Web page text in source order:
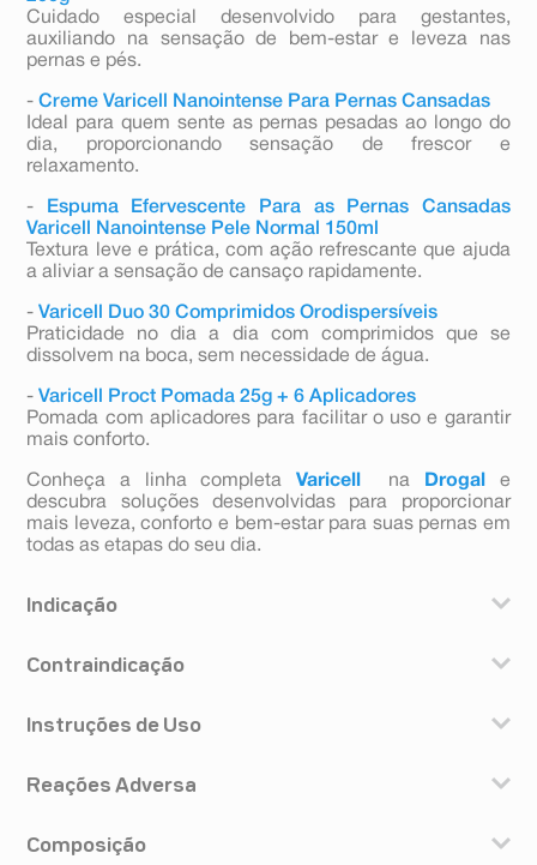
Cuidado especial desenvolvido para gestantes,
auxiliando na sensação de bem-estar e leveza nas
pernas e pés.
-Creme Varicell Nanointense Para Pernas Cansadas
Ideal para quem sente as pernas pesadas ao longo do
dia, proporcionando sensação de frescor e
relaxamento.
-
Espuma Efervescente Para as Pernas Cansadas
Varicell Nanointense Pele Normal 150ml
Textura leve e prática, com ação refrescante que ajuda
a aliviar a sensação de cansaço rapidamente.
-Varicell Duo 30 Comprimidos Orodispersíveis
Praticidade no dia a dia com comprimidos que se
dissolvem na boca, sem necessidade de água.
-Varicell Proct Pomada 25g + 6 Aplicadores
Pomada com aplicadores para facilitar o uso e garantir
mais conforto.
Conheça a linha completa Varicell na Drogal
e
descubra soluções desenvolvidas para proporcionar
mais leveza, conforto e bem-estar para suas pernas em
todas as etapas do seu dia.
Indicação
como sensação de dor, peso e cansaço nas pernas,
WICHTL, 2004; ESCOP, 1997).
Contraindicação
a qualquer um dos componentes da fórmula não devem
hipersensibilidade a escina ou a extratos de A.
ou dos rins (MICROMEDEX, 2007). Há indícios de que a
absorção de escina seja maior em crianças,
Instruções de Uso
1 cápsula por dia, ou a critério médico.
pode causar a perda do efeito esperado ou mesmo
Reações Adversa
Após ingestão do medicamento pode ocorrer, em casos
Composição